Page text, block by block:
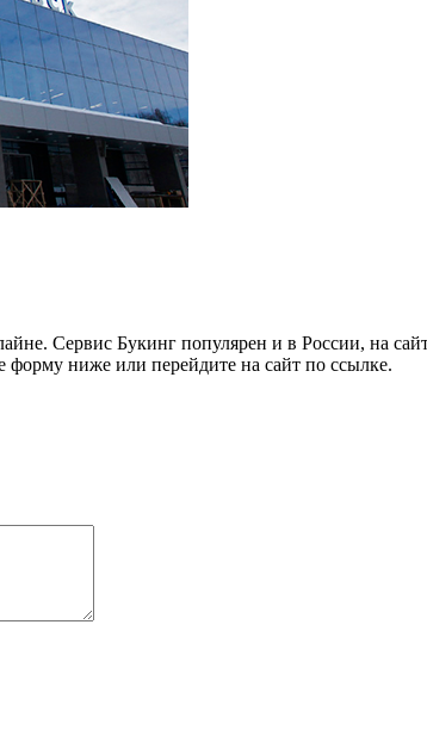
Сервис Букинг популярен и в России, на
форму ниже или перейдите на сайт по ссылке.